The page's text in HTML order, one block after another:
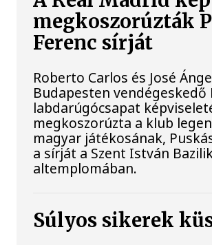
megkoszorúzták
Ferenc sírját
Roberto Carlos és José
Budapesten vendégeskedő
labdarúgócsapat
megkoszorúzta a klub
magyar játékosának,
a sírját a Szent István
altemplomában.
Súlyos sikerek